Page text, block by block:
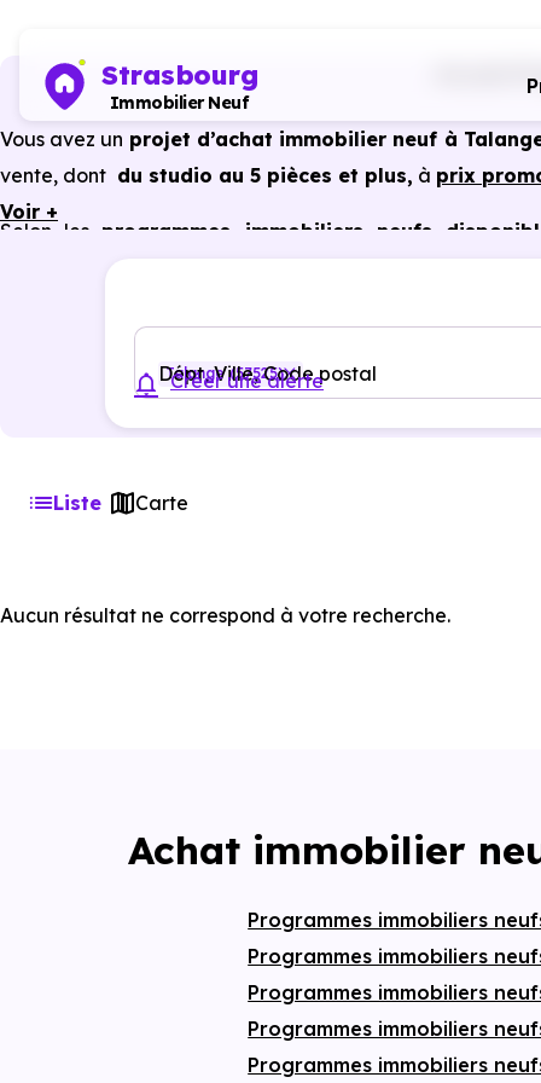
Strasbourg
Immobilier Neuf
Vous avez un projet d’achat immobilier neuf à
vente, dont du studio au 5 pièces et plus, à prix
Selon les programmes immobiliers neufs
Voir +
Dépt, Ville, Code postal
Talange (57525)
Créer une alerte
Liste Carte
Aucun résultat ne correspond à votre recherche.
Achat immobilier
Programmes immobiliers
Programmes immobiliers
Programmes immobiliers
Programmes immobiliers
Programmes immobiliers